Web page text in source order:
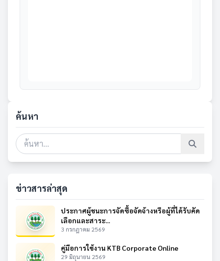
ค้นหา
ข่าวสารล่าสุด
ประกาศผู้ชนะการจัดซื้อจัดจ้างหรือผู้ที่ได้รับคัด
เลือกและสาระ...
3 กรกฎาคม 2569
คู่มือการใช้งาน KTB Corporate Online
29 มิถุนายน 2569